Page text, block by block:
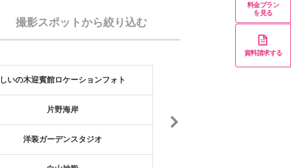
撮影スポットから絞り込む
しいの木迎賓館ロケーションフォト
片野海岸
洋装ガーデンスタジオ
料金プラン
を見る
資料請求する